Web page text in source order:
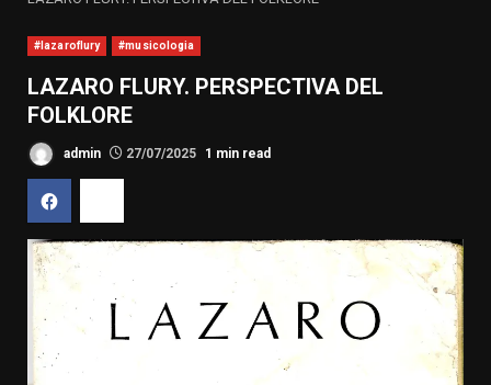
#lazaroflury #musicologia
LAZARO FLURY. PERSPECTIVA DEL
FOLKLORE
admin 27/07/2025 1 min read